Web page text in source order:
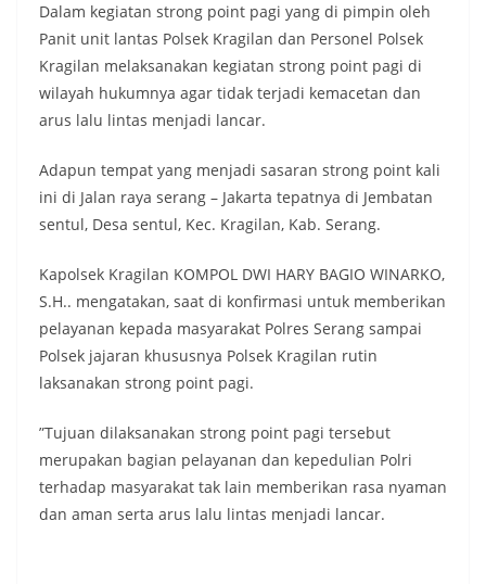
Dalam kegiatan strong point pagi yang di pimpin oleh
Panit unit lantas Polsek Kragilan dan Personel Polsek
Kragilan melaksanakan kegiatan strong point pagi di
wilayah hukumnya agar tidak terjadi kemacetan dan
arus lalu lintas menjadi lancar.
Adapun tempat yang menjadi sasaran strong point kali
ini di Jalan raya serang – Jakarta tepatnya di Jembatan
sentul, Desa sentul, Kec. Kragilan, Kab. Serang.
Kapolsek Kragilan KOMPOL DWI HARY BAGIO WINARKO,
S.H.. mengatakan, saat di konfirmasi untuk memberikan
pelayanan kepada masyarakat Polres Serang sampai
Polsek jajaran khususnya Polsek Kragilan rutin
laksanakan strong point pagi.
”Tujuan dilaksanakan strong point pagi tersebut
merupakan bagian pelayanan dan kepedulian Polri
terhadap masyarakat tak lain memberikan rasa nyaman
dan aman serta arus lalu lintas menjadi lancar.